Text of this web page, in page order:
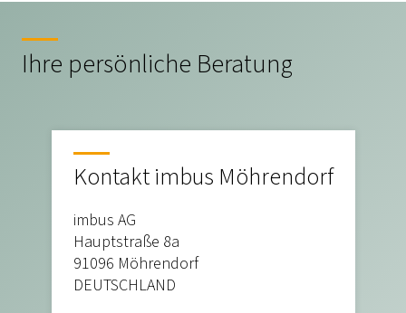
Ihre persönliche Beratung
Kontakt imbus Möhrendorf
imbus AG
Hauptstraße 8a
91096 Möhrendorf
DEUTSCHLAND